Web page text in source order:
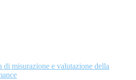
di misurazione e valutazione della